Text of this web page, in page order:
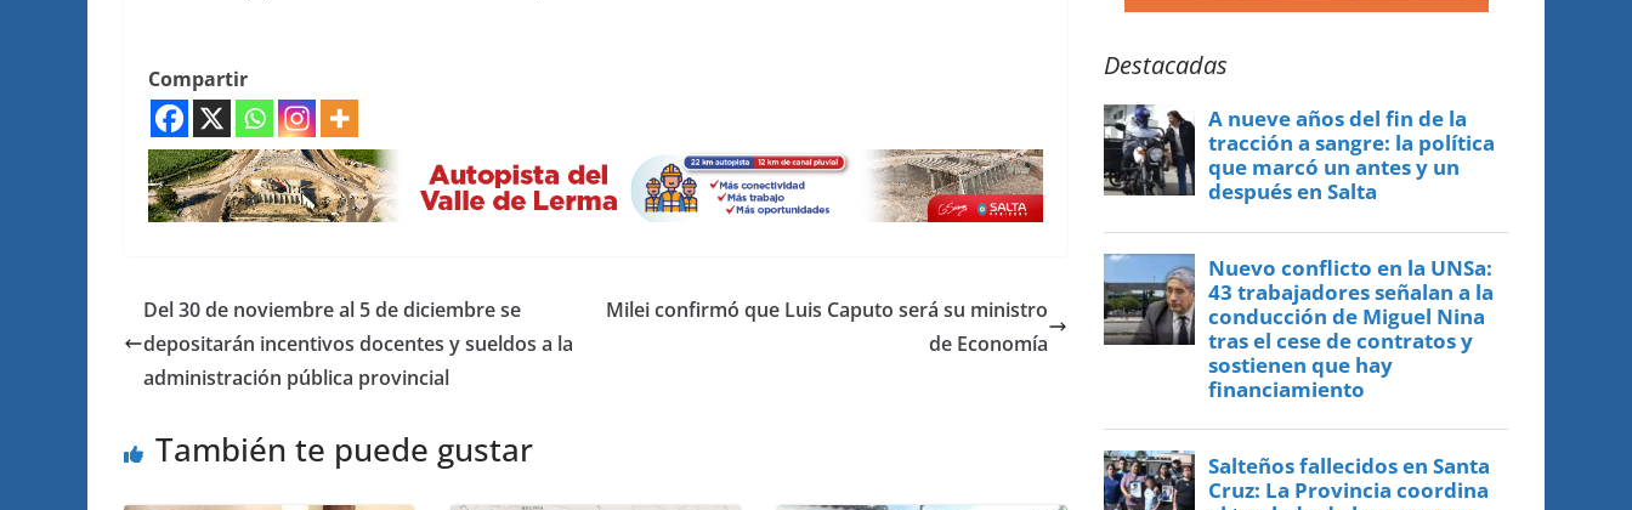
Compartir
Del 30 de noviembre al 5 de diciembre se
depositarán incentivos docentes y sueldos a la
administración pública provincial
Milei confirmó que Luis Caputo será su ministro
de Economía
También te puede gustar
Destacadas